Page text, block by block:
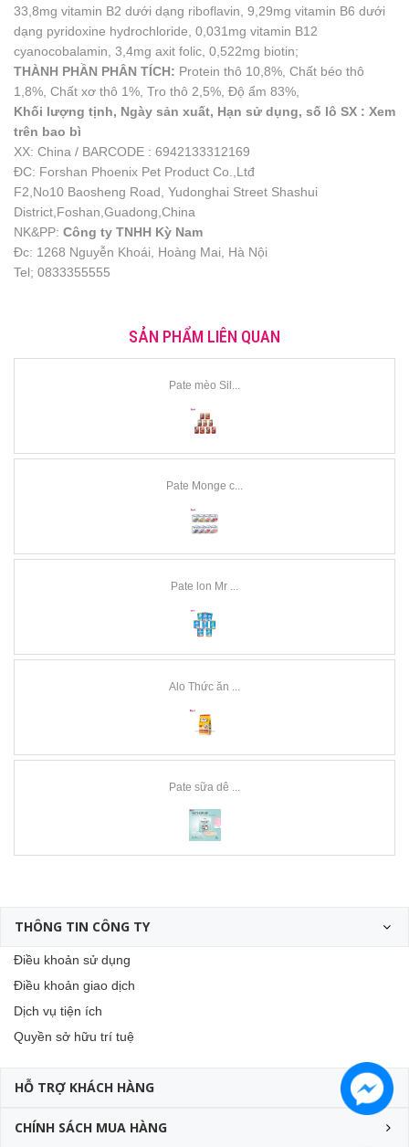
33,8mg vitamin B2 dưới dạng riboflavin, 9,29mg vitamin B6 dưới
dạng pyridoxine hydrochloride, 0,031mg vitamin B12
cyanocobalamin, 3,4mg axit folic, 0,522mg biotin;
THÀNH PHẦN PHÂN TÍCH: Protein thô 10,8%, Chất béo thô
1,8%, Chất xơ thô 1%, Tro thô 2,5%, Độ ẩm 83%,
Khối lượng tịnh, Ngày sản xuất, Hạn sử dụng, số lô SX : Xem
trên bao bì
XX: China / BARCODE : 6942133312169
ĐC: Forshan Phoenix Pet Product Co.,Ltđ
F2,No10 Baosheng Road, Yudonghai Street Shashui
District,Foshan,Guadong,China
NK&PP: Công ty TNHH Kỳ Nam
Đc: 1268 Nguyễn Khoái, Hoàng Mai, Hà Nội
Tel; 0833355555
SẢN PHẨM LIÊN QUAN
Pate mèo Sil...
Pate Monge c...
Pate lon Mr ...
Alo Thức ăn ...
Pate sữa dê ...
THÔNG TIN CÔNG TY
Điều khoản sử dụng
Điều khoản giao dịch
Dịch vụ tiện ích
Quyền sở hữu trí tuệ
HỖ TRỢ KHÁCH HÀNG
CHÍNH SÁCH MUA HÀNG